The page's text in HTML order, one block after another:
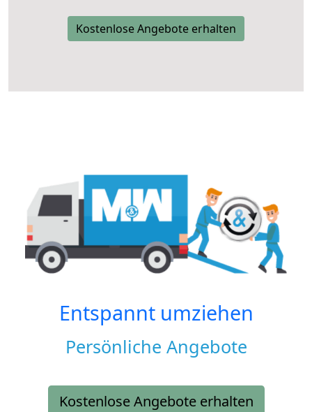
Kostenlose Angebote erhalten
Entspannt umziehen
Persönliche Angebote
Kostenlose Angebote erhalten